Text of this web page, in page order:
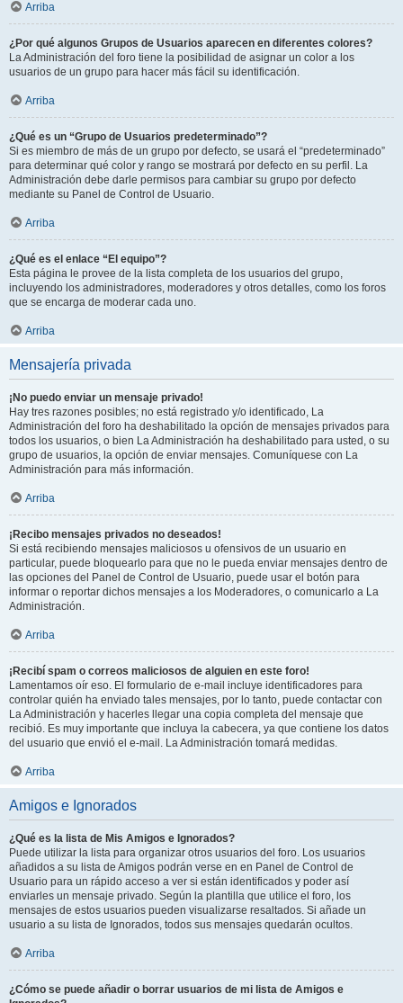
Arriba
¿Por qué algunos Grupos de Usuarios aparecen en diferentes colores?
La Administración del foro tiene la posibilidad de asignar un color a los
usuarios de un grupo para hacer más fácil su identificación.
Arriba
¿Qué es un “Grupo de Usuarios predeterminado”?
Si es miembro de más de un grupo por defecto, se usará el “predeterminado”
para determinar qué color y rango se mostrará por defecto en su perfil. La
Administración debe darle permisos para cambiar su grupo por defecto
mediante su Panel de Control de Usuario.
Arriba
¿Qué es el enlace “El equipo”?
Esta página le provee de la lista completa de los usuarios del grupo,
incluyendo los administradores, moderadores y otros detalles, como los foros
que se encarga de moderar cada uno.
Arriba
Mensajería privada
¡No puedo enviar un mensaje privado!
Hay tres razones posibles; no está registrado y/o identificado, La
Administración del foro ha deshabilitado la opción de mensajes privados para
todos los usuarios, o bien La Administración ha deshabilitado para usted, o su
grupo de usuarios, la opción de enviar mensajes. Comuníquese con La
Administración para más información.
Arriba
¡Recibo mensajes privados no deseados!
Si está recibiendo mensajes maliciosos u ofensivos de un usuario en
particular, puede bloquearlo para que no le pueda enviar mensajes dentro de
las opciones del Panel de Control de Usuario, puede usar el botón para
informar o reportar dichos mensajes a los Moderadores, o comunicarlo a La
Administración.
Arriba
¡Recibí spam o correos maliciosos de alguien en este foro!
Lamentamos oír eso. El formulario de e-mail incluye identificadores para
controlar quién ha enviado tales mensajes, por lo tanto, puede contactar con
La Administración y hacerles llegar una copia completa del mensaje que
recibió. Es muy importante que incluya la cabecera, ya que contiene los datos
del usuario que envió el e-mail. La Administración tomará medidas.
Arriba
Amigos e Ignorados
¿Qué es la lista de Mis Amigos e Ignorados?
Puede utilizar la lista para organizar otros usuarios del foro. Los usuarios
añadidos a su lista de Amigos podrán verse en en Panel de Control de
Usuario para un rápido acceso a ver si están identificados y poder así
enviarles un mensaje privado. Según la plantilla que utilice el foro, los
mensajes de estos usuarios pueden visualizarse resaltados. Si añade un
usuario a su lista de Ignorados, todos sus mensajes quedarán ocultos.
Arriba
¿Cómo se puede añadir o borrar usuarios de mi lista de Amigos e